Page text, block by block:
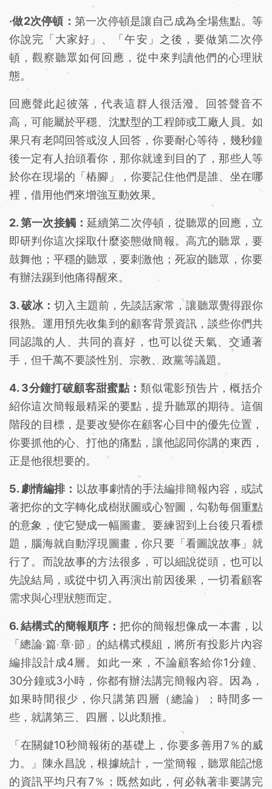
‧做2次停頓： 第一次停頓是讓自己成為全場焦點。等
你說完「大家好」、「午安」之後，要做第二次停
頓，觀察聽眾如何回應，從中來判讀他們的心理狀
態。
回應聲此起彼落，代表這群人很活潑。回答聲音不
高，可能屬於平穩、沈默型的工程師或工廠人員。如
果只有老闆回答或沒人回答，你要耐心等待，幾秒鐘
後一定有人抬頭看你，那你就達到目的了，那些人等
於你在現場的「樁腳」，你要記住他們是誰、坐在哪
裡，借用他們來增強互動效果。
2. 第一次接觸： 延續第二次停頓，從聽眾的回應，立
即研判你這次採取什麼姿態做簡報。高亢的聽眾，要
鼓舞他；平穩的聽眾，要刺激他；死寂的聽眾，你要
有辦法踢到他痛得醒來。
3. 破冰：切入主題前，先談話家常，讓聽眾覺得跟你
很熟。運用預先收集到的顧客背景資訊，談些你們共
同認識的人、共同的喜好，也可以從天氣、交通著
手，但千萬不要談性別、宗教、政黨等議題。
4. 3分鐘打破顧客甜蜜點：類似電影預告片，概括介
紹你這次簡報最精采的要點，提升聽眾的期待。這個
階段的目標，是要改變你在顧客心目中的優先位置，
你要抓他的心、打他的痛點，讓他認同你講的東西，
正是他很想要的。
5. 劇情編排： 以故事劇情的手法編排簡報內容，或試
著把你的文字轉化成樹狀圖或心智圖，勾勒每個重點
的意象，使它變成一幅圖畫。要練習到上台後只看標
題，腦海就自動浮現圖畫，你只要「看圖說故事」就
行了。而說故事的方法很多，可以細說從頭，也可以
先說結局，或從中切入再演出前因後果，一切看顧客
需求與心理狀態而定。
6. 結構式的簡報順序：把你的簡報想像成一本書，以
「總論‧篇‧章‧節」的結構式模組，將所有投影片內容
編排設計成4層。如此一來，不論顧客給你1分鐘、
30分鐘或3小時，你都有辦法講完簡報內容。因為，
如果時間很少，你只講第四層（總論）；時間多一
些，就講第三、四層，以此類推。
「在關鍵10秒簡報術的基礎上，你要多善用7％的威
力。」陳永昌說，根據統計，一堂簡報，聽眾能記憶
的資訊平均只有7％；既然如此，何必執著非要講完